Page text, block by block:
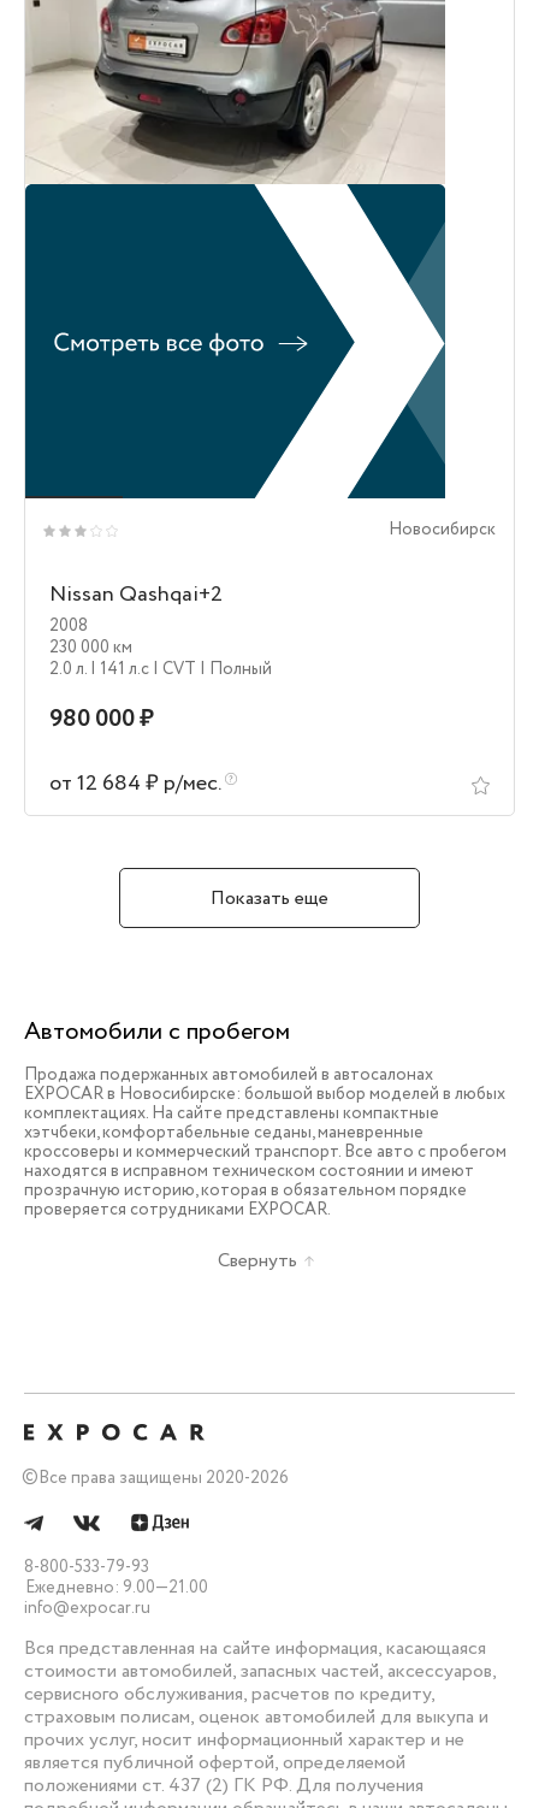
Новосибирск
Nissan Qashqai+2
2008
230 000 км
2.0 л. | 141 л.c | CVT | Полный
980 000 ₽
от 12 684 ₽ р/мес.
Показать еще
Автомобили с пробегом
Продажа подержанных автомобилей в автосалонах
EXPOCAR в Новосибирске: большой выбор моделей в любых
комплектациях. На сайте представлены компактные
хэтчбеки, комфортабельные седаны, маневренные
кроссоверы и коммерческий транспорт. Все авто с пробегом
находятся в исправном техническом состоянии и имеют
прозрачную историю, которая в обязательном порядке
проверяется сотрудниками EXPOCAR.
Свернуть
©Все права защищены 2020-2026
8-800-533-79-93
Ежедневно: 9.00—21.00
info@expocar.ru
Вся представленная на сайте информация, касающаяся
стоимости автомобилей, запасных частей, аксессуаров,
сервисного обслуживания, расчетов по кредиту,
страховым полисам, оценок автомобилей для выкупа и
прочих услуг, носит информационный характер и не
является публичной офертой, определяемой
положениями ст. 437 (2) ГК РФ. Для получения